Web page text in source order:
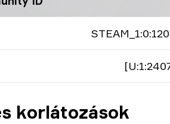
korlátozások